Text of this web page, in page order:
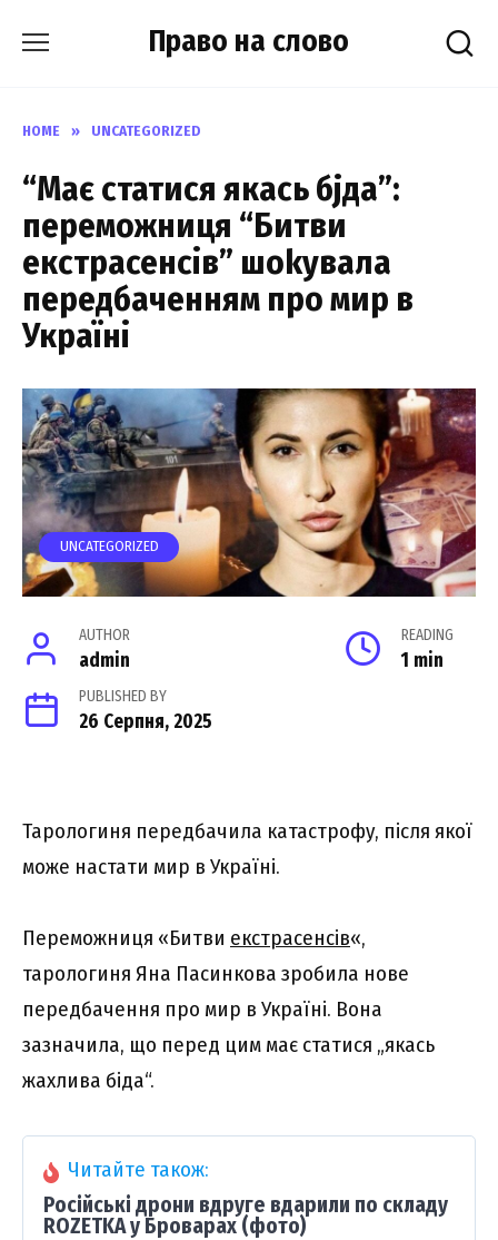
Право на слово
HOME » UNCATEGORIZED
“Має статися якась бjда”:
переможниця “Битви
екстрасенсів” шоkувала
передбаченням про мир в
Україні
UNCATEGORIZED
AUTHOR
admin
READING
1 min
PUBLISHED BY
26 Серпня, 2025
Тарологиня передбачила катастрофу, після якої
може настати мир в Україні.
Переможниця «Битви екстрасенсів«,
тарологиня Яна Пасинкова зробила нове
передбачення про мир в Україні. Вона
зазначила, що перед цим має статися „якась
жахлива біда“.
Читайте також:
Російські дрони вдруге вдарили по складу
ROZETKA у Броварах (фото)